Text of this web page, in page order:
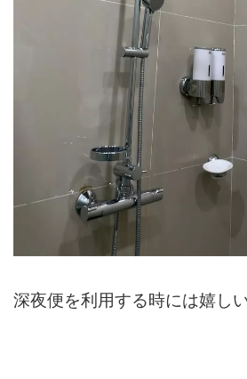
深夜便を利用する時には嬉し